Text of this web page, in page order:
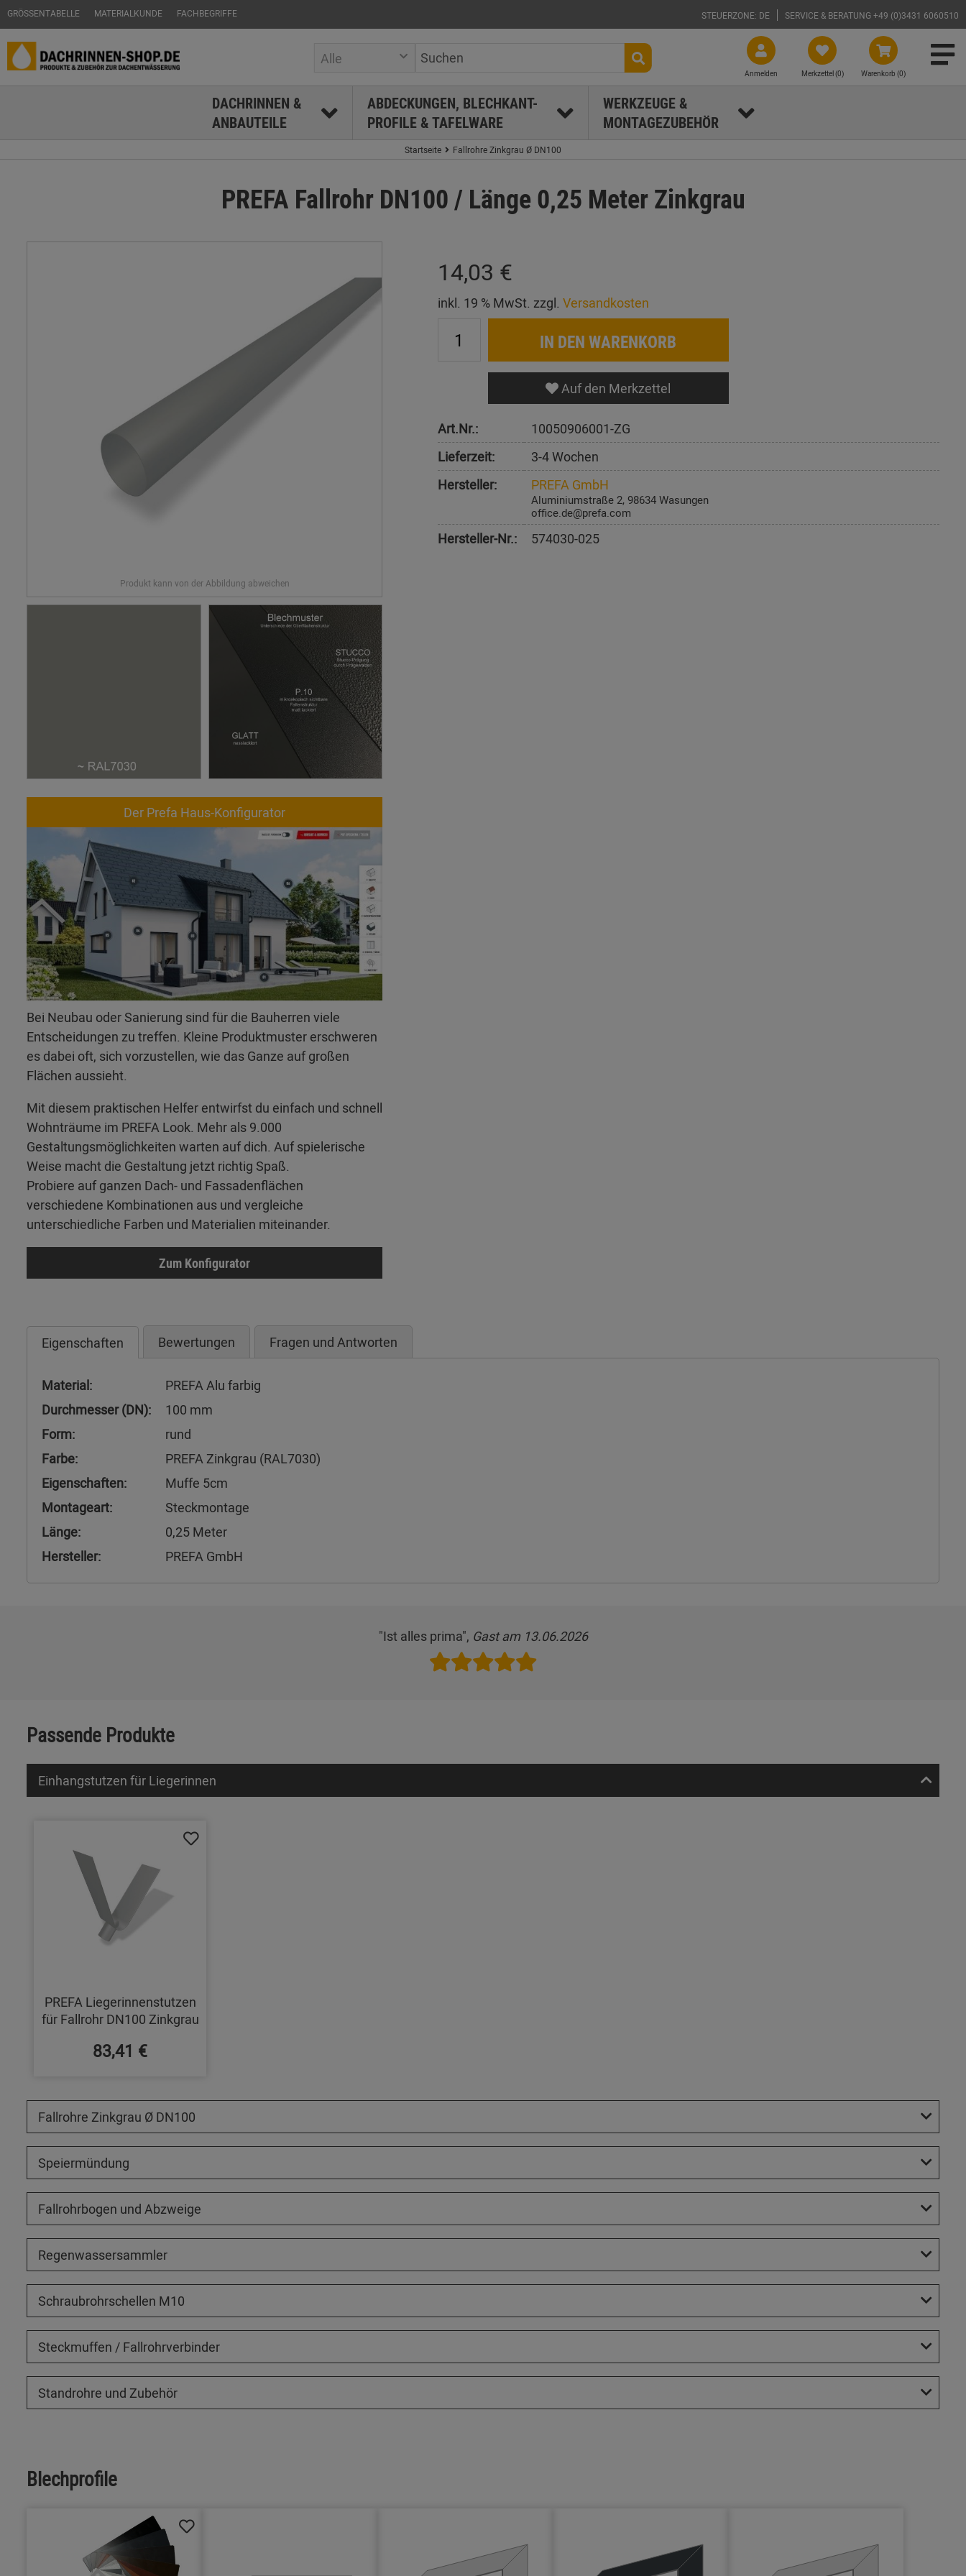
GRÖSSENTABELLE MATERIALKUNDE FACHBEGRIFFE STEUERZONE: DE SERVICE & BERATUNG +49 (0)3431 6060510
Warenkorb (0)
Merkzettel (0)
Anmelden
Alle
DACHRINNEN &
ANBAUTEILE
ABDECKUNGEN, BLECHKANT-
PROFILE & TAFELWARE
WERKZEUGE &
MONTAGEZUBEHÖR
Startseite Fallrohre Zinkgrau Ø DN100
PREFA Fallrohr DN100 / Länge 0,25 Meter Zinkgrau
Der Prefa Haus-Konfigurator
Bei Neubau oder Sanierung sind für die Bauherren viele
Entscheidungen zu treffen. Kleine Produktmuster erschweren
es dabei oft, sich vorzustellen, wie das Ganze auf großen
Flächen aussieht.
Mit diesem praktischen Helfer entwirfst du einfach und schnell
Wohnträume im PREFA Look. Mehr als 9.000
Gestaltungsmöglichkeiten warten auf dich. Auf spielerische
Weise macht die Gestaltung jetzt richtig Spaß.
Probiere auf ganzen Dach- und Fassadenflächen
verschiedene Kombinationen aus und vergleiche
unterschiedliche Farben und Materialien miteinander.
Zum Konfigurator
14,03 €
inkl. 19 % MwSt. zzgl. Versandkosten
IN DEN WARENKORB
Auf den Merkzettel
Art.Nr.:
10050906001-ZG
Lieferzeit:
3-4 Wochen
Hersteller:
PREFA GmbH
Aluminiumstraße 2, 98634 Wasungen
office.de@prefa.com
Hersteller-Nr.: 574030-025
Eigenschaften Bewertungen Fragen und Antworten
Material:
PREFA Alu farbig
Durchmesser (DN):
100 mm
Form:
rund
Farbe:
PREFA Zinkgrau (RAL7030)
Eigenschaften:
Muffe 5cm
Montageart:
Steckmontage
Länge:
0,25 Meter
Hersteller:
PREFA GmbH
"Ist alles prima", Gast am 13.06.2026
Passende Produkte
Einhangstutzen für Liegerinnen
PREFA Liegerinnenstutzen
für Fallrohr DN100 Zinkgrau
83,41 €
Fallrohre Zinkgrau Ø DN100
Speiermündung
Fallrohrbogen und Abzweige
Regenwassersammler
Schraubrohrschellen M10
Steckmuffen / Fallrohrverbinder
Standrohre und Zubehör
Blechprofile